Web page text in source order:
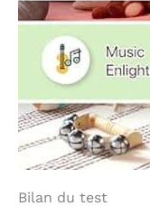
Bilan du test